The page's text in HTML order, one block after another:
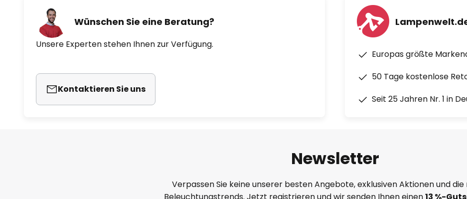
Wünschen Sie eine Beratung?
Unsere Experten stehen Ihnen zur Verfügung.
Kontaktieren Sie uns
Europas größte
50 Tage kostenlose
Seit 25 Jahren Nr. 1 in
Newsletter
Verpassen Sie keine unserer besten Angebote, exklusiven Aktionen und